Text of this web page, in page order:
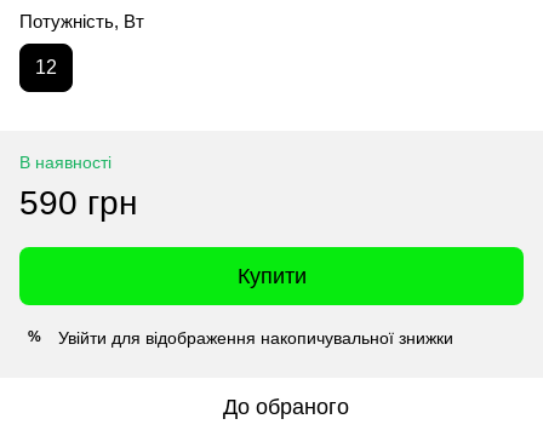
Потужність, Вт
12
В наявності
590 грн
Купити
% Увійти для відображення накопичувальної знижки
До обраного